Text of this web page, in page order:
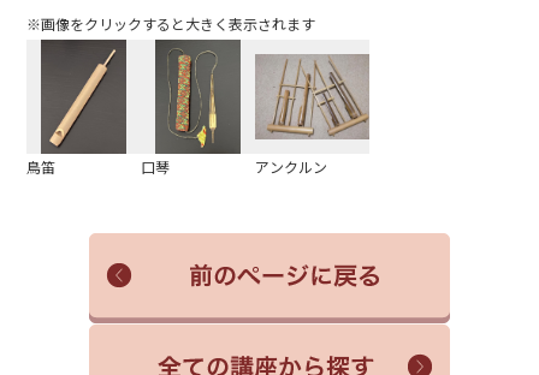
※画像をクリックすると大きく表示されます
鳥笛 口琴 アンクルン